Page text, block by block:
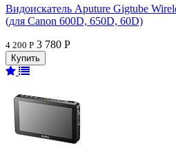
Видоискатель Aputure Gigtube
(для Canon 600D, 650D, 60D)
4 200 Р 3 780 Р